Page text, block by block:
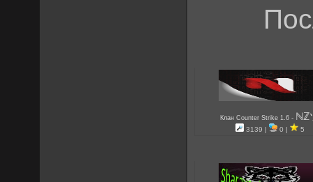
Клан Counter Strike 1.6 - ℕℤ
3139 | 0 | 5